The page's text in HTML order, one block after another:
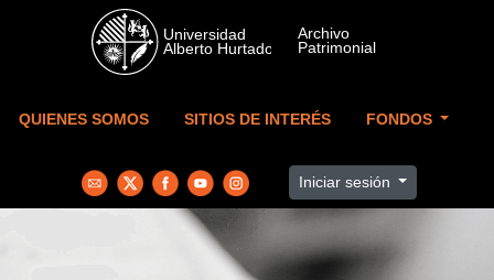
Skip to main content
QUIENES SOMOS SITIOS DE INTERÉS FONDOS
Iniciar sesión